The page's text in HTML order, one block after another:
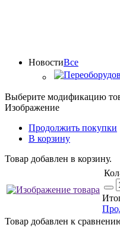
НовостиВсе
Выберите модификацию
Изображение
Продолжить покупки
В корзину
Товар добавлен в корзину.
Товар добавлен к